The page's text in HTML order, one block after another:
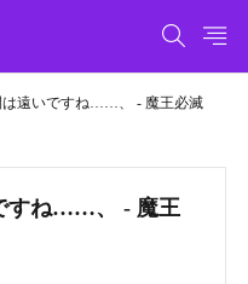
は遠いですね……、 - 魔王必滅
すね……、 - 魔王